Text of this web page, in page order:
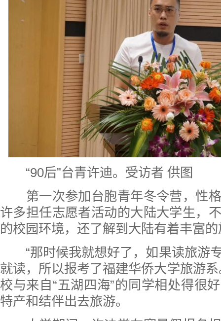
“90后”台青许迪。受访者 供图
第一次参加台胞青年冬令营，性格
许多担任志愿者活动的大陆大学生，
的校园环境，还了解到大陆有着丰富
“那时候我就想好了，如果读旅游
就读，所以报考了福建华侨大学旅游
校与来自“五湖四海”的同学相处得很
特产和结伴出去旅游。